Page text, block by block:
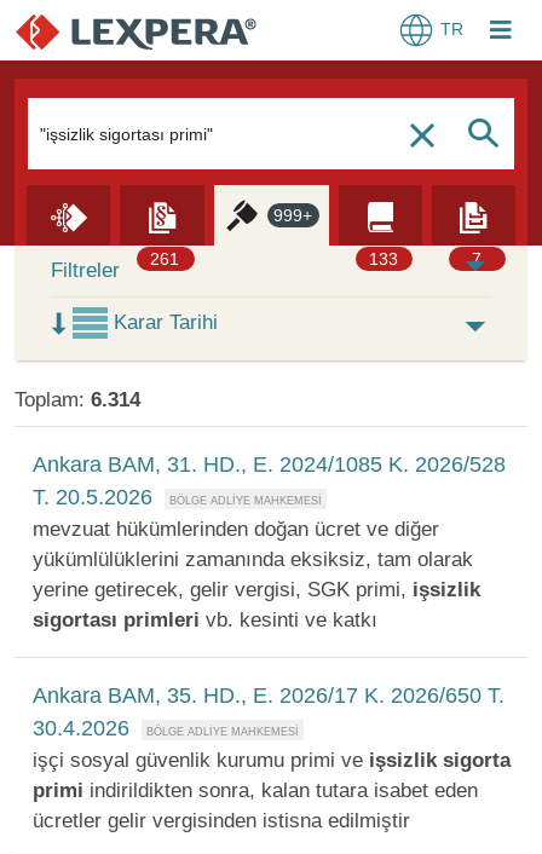
TR
c S
261
999+
133 7
Skip to Search Results
Filtreler
Karar Tarihi
Toplam: 6.314
Ankara BAM, 31. HD., E. 2024/1085 K. 2026/528
T. 20.5.2026
mevzuat hükümlerinden doğan ücret ve diğer
yükümlülüklerini zamanında eksiksiz, tam olarak
yerine getirecek, gelir vergisi, SGK primi, işsizlik
sigortası primleri vb. kesinti ve katkı
Ankara BAM, 35. HD., E. 2026/17 K. 2026/650 T.
30.4.2026
işçi sosyal güvenlik kurumu primi ve işsizlik sigorta
primi indirildikten sonra, kalan tutara isabet eden
ücretler gelir vergisinden istisna edilmiştir